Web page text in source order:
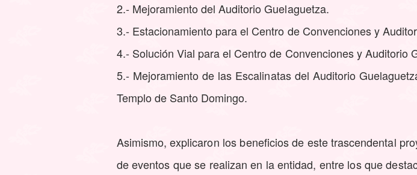
2.- Mejoramiento del Auditorio Guelaguetza.
3.- Estacionamiento para el Centro de Convenciones y
4.- Solución Vial para el Centro de Convenciones y Auditorio
5.- Mejoramiento de las Escalinatas del Auditorio
Templo de Santo Domingo.
Asimismo, explicaron los beneficios de este trascendental
de eventos que se realizan en la entidad, entre los que